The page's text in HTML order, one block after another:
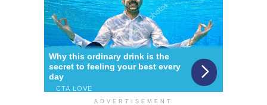
ADVERTISEMENT